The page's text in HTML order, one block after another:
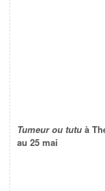
Tumeur ou tutu à
au 25 mai